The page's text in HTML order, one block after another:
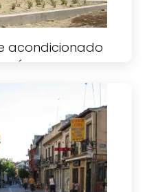
acondicionado